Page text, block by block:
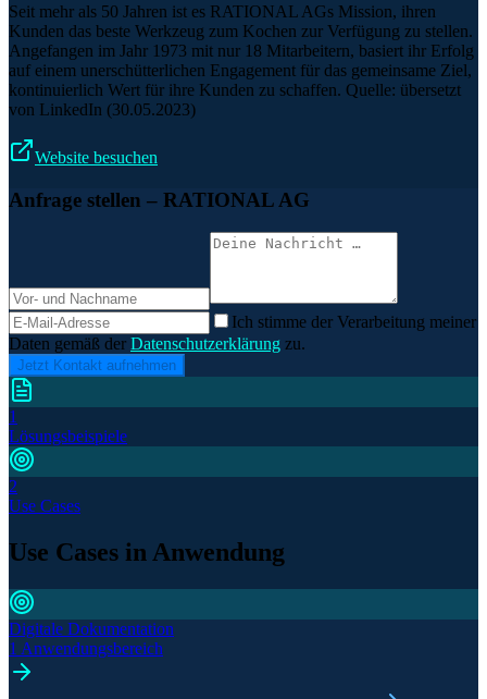
Seit mehr als 50 Jahren ist es RATIONAL AGs Mission, ihren
Kunden das beste Werkzeug zum Kochen zur Verfügung zu stellen.
Angefangen im Jahr 1973 mit nur 18 Mitarbeitern, basiert ihr Erfolg
auf einem unerschütterlichen Engagement für das gemeinsame Ziel,
kontinuierlich Wert für ihre Kunden zu schaffen. Quelle: übersetzt
von LinkedIn (30.05.2023)
Website besuchen
Anfrage stellen – RATIONAL AG
Ich stimme der Verarbeitung meiner
Daten gemäß der Datenschutzerklärung zu.
Jetzt Kontakt aufnehmen
1
Lösungsbeispiele
2
Use Cases
Use Cases in Anwendung
Digitale Dokumentation
1 Anwendungsbereich